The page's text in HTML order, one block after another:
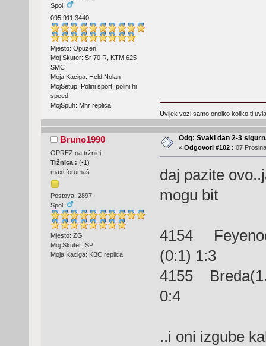
Spol:
095 911 3440
Mjesto: Opuzen
Moj Skuter: Sr 70 R, KTM 625
SMC
Moja Kaciga: Held,Nolan
MojSetup: Polini sport, polini hi
speed
MojSpuh: Mhr replica
Uvijek vozi samo onolko koliko ti
Bruno1990
OPREZ na tržnici
Tržnica : (-1)
maxi forumaš
Postova: 2897
Spol:
Mjesto: ZG
Moj Skuter: SP
Moja Kaciga: KBC replica
Odg: Svaki dan 2-3
« Odgovori #102 : 07
daj pazite
mogu bit
4154
(0:1) 1:3
4155
0:4
..i oni izgube